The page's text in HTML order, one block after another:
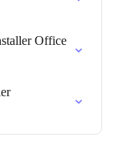
Office